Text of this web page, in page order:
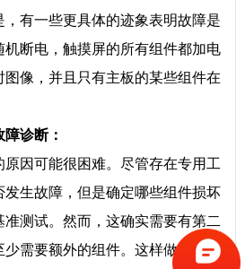
有一些更具体的迹象表明故障是
机断电，触摸屏的所有组件都加电
像，并且只有主板的某些组件在
诊断：
因可能很困难。尽管存在专用工
生故障，但是确定哪些组件损坏
测试。然而，这确实需要有第二
少需要额外的组件。这样做的方法